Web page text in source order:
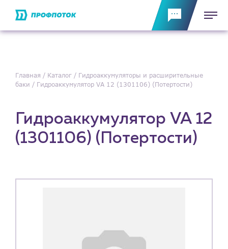
Главная Каталог
Гидроаккумуляторы и расширительные
баки
Гидроаккумулятор VA 12 (1301106) (Потертости)
Гидроаккумулятор VA 12
(1301106) (Потертости)